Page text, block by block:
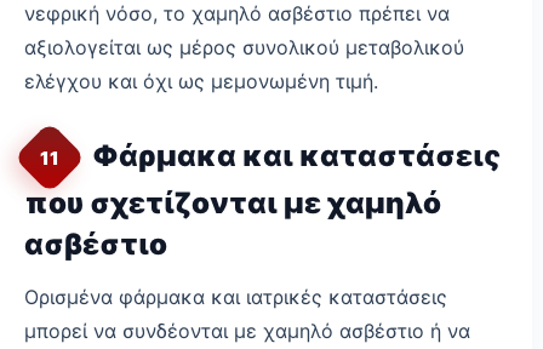
νεφρική νόσο, το χαμηλό ασβέστιο πρέπει να
αξιολογείται ως μέρος συνολικού μεταβολικού
ελέγχου και όχι ως μεμονωμένη τιμή.
11
Φάρμακα και καταστάσεις
που σχετίζονται με χαμηλό
ασβέστιο
Ορισμένα φάρμακα και ιατρικές καταστάσεις
μπορεί να συνδέονται με χαμηλό ασβέστιο ή να